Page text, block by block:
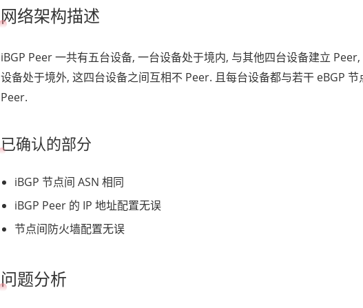
网络架构描述
iBGP Peer 一共有五台设备, 一台设备处于境内, 与其他四台设备建立
设备处于境外, 这四台设备之间互相不 Peer. 且每台设备都与若干 eBGP 节
Peer.
已确认的部分
iBGP 节点间 ASN 相同
iBGP Peer 的 IP 地址配置无误
节点间防火墙配置无误
问题分析